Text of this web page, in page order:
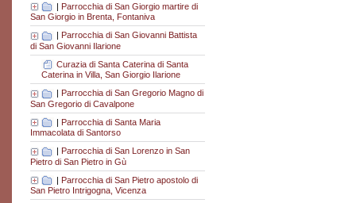
| Parrocchia di San Giorgio martire di
San Giorgio in Brenta, Fontaniva
| Parrocchia di San Giovanni Battista
di San Giovanni Ilarione
Curazia di Santa Caterina di Santa
Caterina in Villa, San Giorgio Ilarione
| Parrocchia di San Gregorio Magno di
San Gregorio di Cavalpone
| Parrocchia di Santa Maria
Immacolata di Santorso
Parrocchia di San Lorenzo in San
Pietro di San Pietro in Gù
| Parrocchia di San Pietro apostolo di
San Pietro Intrigogna, Vicenza